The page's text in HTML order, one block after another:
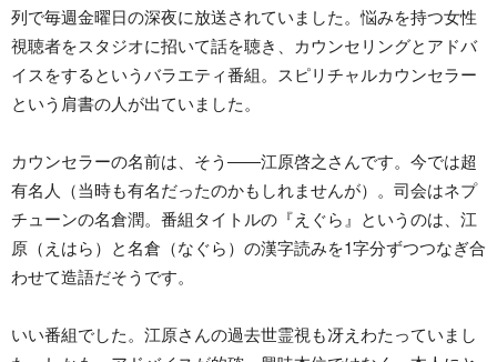
列で毎週金曜日の深夜に放送されていました。悩みを持つ女性
視聴者をスタジオに招いて話を聴き、カウンセリングとアドバ
イスをするというバラエティ番組。スピリチャルカウンセラー
という肩書の人が出ていました。
カウンセラーの名前は、そう――江原啓之さんです。今では超
有名人（当時も有名だったのかもしれませんが）。司会はネプ
チューンの名倉潤。番組タイトルの『えぐら』というのは、江
原（えはら）と名倉（なぐら）の漢字読みを1字分ずつつなぎ合
わせて造語だそうです。
いい番組でした。江原さんの過去世霊視も冴えわたっていまし